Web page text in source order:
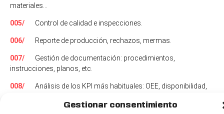
Gestionar consentimiento
materiales…
005/ Control de calidad e inspecciones.
006/ Reporte de producción, rechazos, mermas.
007/ Gestión de documentación: procedimientos,
instrucciones, planos, etc.
008/ Análisis de los KPI más habituales: OEE, disponibilidad,